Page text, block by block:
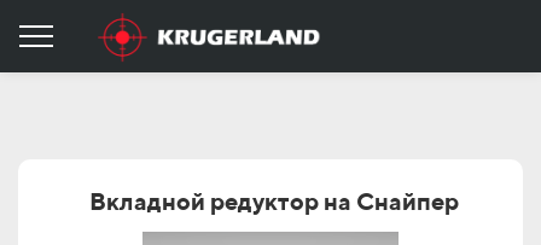
Вкладной редуктор на Снайпер